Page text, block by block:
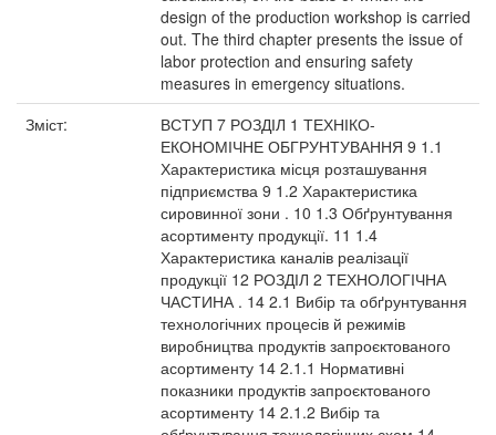
design of the production workshop is carried
out. The third chapter presents the issue of
labor protection and ensuring safety
measures in emergency situations.
Зміст:
ВСТУП 7 РОЗДІЛ 1 ТЕХНІКО-
ЕКОНОМІЧНЕ ОБГРУНТУВАННЯ 9 1.1
Характеристика місця розташування
підприємства 9 1.2 Характеристика
сировинної зони . 10 1.3 Обґрунтування
асортименту продукції. 11 1.4
Характеристика каналів реалізації
продукції 12 РОЗДІЛ 2 ТЕХНОЛОГІЧНА
ЧАСТИНА . 14 2.1 Вибір та обґрунтування
технологічних процесів й режимів
виробництва продуктів запроєктованого
асортименту 14 2.1.1 Нормативні
показники продуктів запроєктованого
асортименту 14 2.1.2 Вибір та